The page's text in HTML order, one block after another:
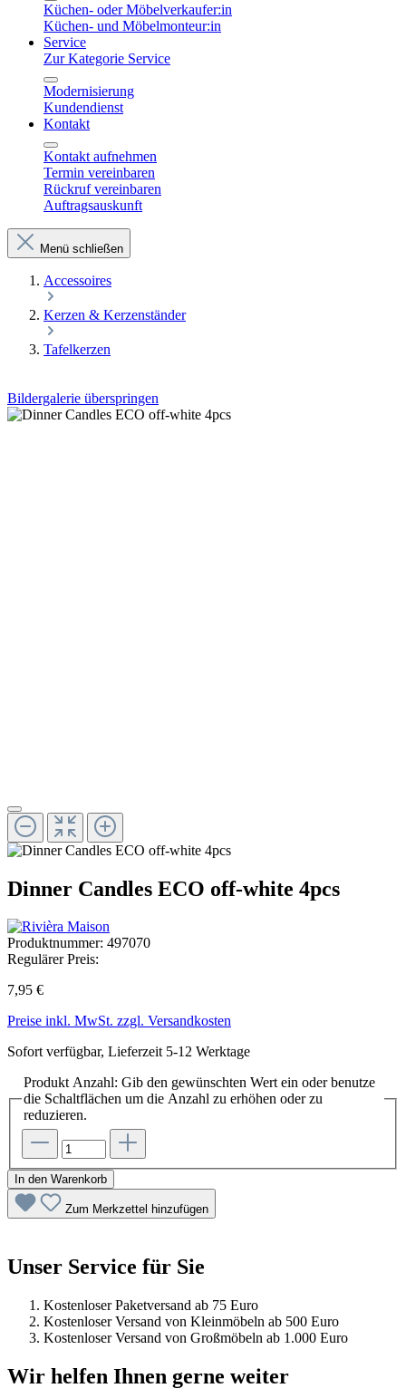
Küchen- oder Möbelverkaufer:in
Küchen- und Möbelmonteur:in
Service
Zur Kategorie Service
Modernisierung
Kundendienst
Kontakt
Kontakt aufnehmen
Termin vereinbaren
Rückruf vereinbaren
Auftragsauskunft
Menü schließen
Accessoires
Kerzen & Kerzenständer
Tafelkerzen
Bildergalerie überspringen
Dinner Candles ECO off-white 4pcs
Produktnummer: 497070
Regulärer Preis:
7,95 €
Preise inkl. MwSt. zzgl. Versandkosten
Sofort verfügbar, Lieferzeit 5-12 Werktage
Produkt Anzahl: Gib den gewünschten Wert ein oder benutze
die Schaltflächen um die Anzahl zu erhöhen oder zu
reduzieren.
In den Warenkorb
Zum Merkzettel hinzufügen
Unser Service für Sie
Kostenloser Paketversand ab 75 Euro
Kostenloser Versand von Kleinmöbeln ab 500 Euro
Kostenloser Versand von Großmöbeln ab 1.000 Euro
Wir helfen Ihnen gerne weiter